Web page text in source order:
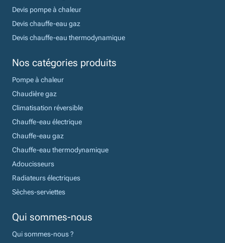
Devis pompe à chaleur
Devis chauffe-eau gaz
Devis chauffe-eau thermodynamique
Nos catégories produits
Pompe à chaleur
Chaudière gaz
Climatisation réversible
Chauffe-eau électrique
Chauffe-eau gaz
Chauffe-eau thermodynamique
Adoucisseurs
Radiateurs électriques
Sèches-serviettes
Qui sommes-nous
Qui sommes-nous ?